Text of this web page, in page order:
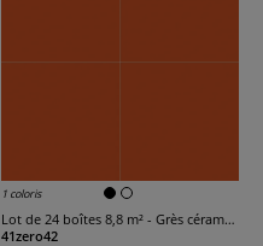
1 coloris
Lot de 24 boîtes 8,8 m² - Grès cérame Pixel 41
41zero42